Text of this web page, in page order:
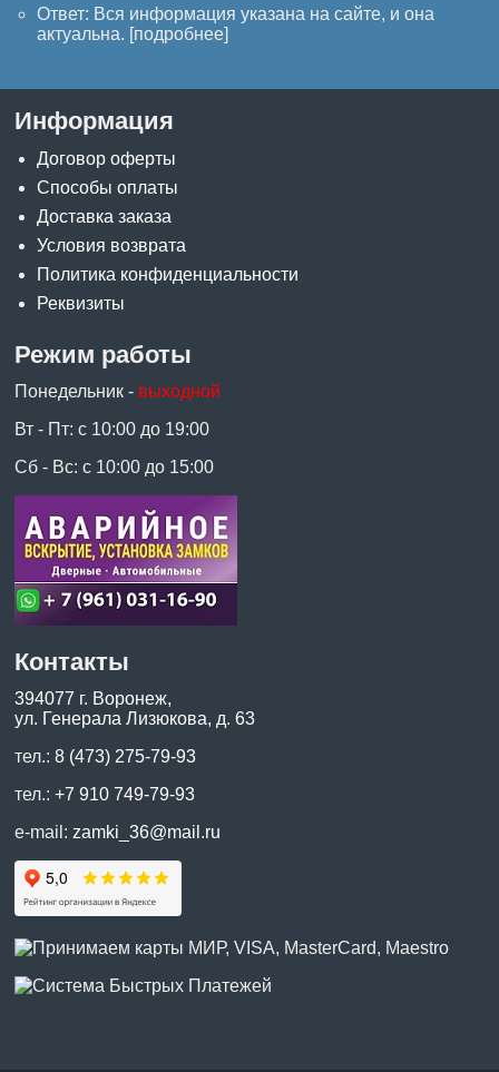
Ответ: Вся информация указана на сайте, и она
актуальна. [подробнее]
Информация
Договор оферты
Способы оплаты
Доставка заказа
Условия возврата
Политика конфиденциальности
Реквизиты
Режим работы
Понедельник - выходной
Вт - Пт: с 10:00 до 19:00
Сб - Вс: с 10:00 до 15:00
Контакты
394077 г. Воронеж,
ул. Генерала Лизюкова, д. 63
тел.:8 (473) 275-79-93
тел.:+7 910 749-79-93
e-mail: zamki_36@mail.ru